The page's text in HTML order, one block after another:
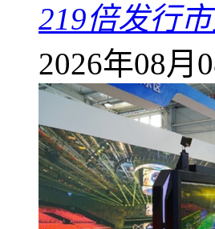
219倍发行
2026年08月